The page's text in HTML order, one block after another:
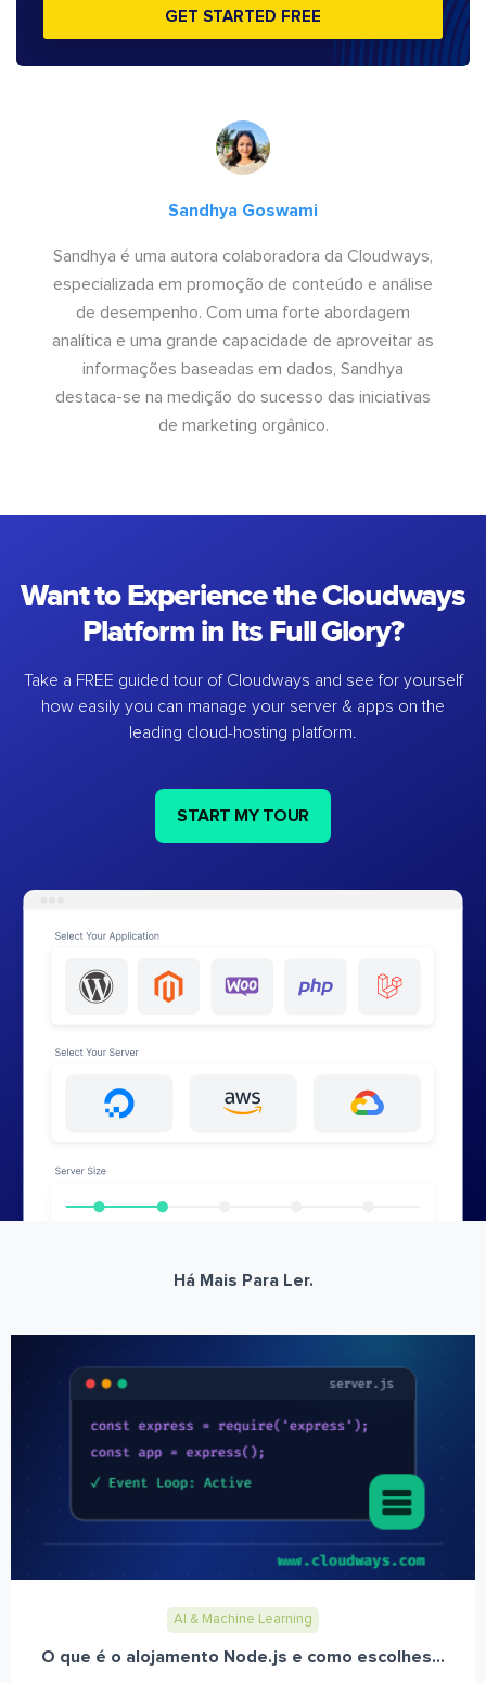
GET STARTED FREE
Sandhya Goswami
Sandhya é uma autora colaboradora da Cloudways,
especializada em promoção de conteúdo e análise
de desempenho. Com uma forte abordagem
analítica e uma grande capacidade de aproveitar as
informações baseadas em dados, Sandhya
destaca-se na medição do sucesso das iniciativas
de marketing orgânico.
Want to Experience the Cloudways
Platform in Its Full Glory?
Take a FREE guided tour of Cloudways and see for yourself
how easily you can manage your server & apps on the
leading cloud-hosting platform.
START MY TOUR
Há Mais Para Ler.
AI & Machine Learning
O que é o alojamento Node.js e como escolhes...